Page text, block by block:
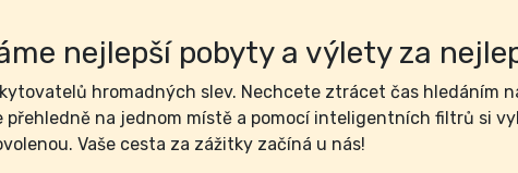
nejlepší pobyty a výlety za
hromadných slev. Nechcete ztrácet čas hledáním
přehledně na jednom místě a pomocí inteligentních filtrů si
Vaše cesta za zážitky začíná u nás!